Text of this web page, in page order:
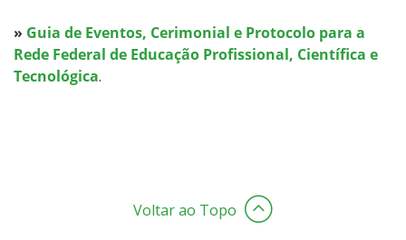
» Guia de Eventos, Cerimonial e Protocolo para a
Rede Federal de Educação Profissional, Científica e
Tecnológica.
Voltar ao Topo